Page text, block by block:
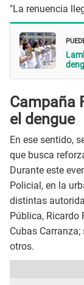
"La renuencia
Campaña
el dengue
En ese sentido,
que busca
Durante este
Policial, en la
distintas
Pública, Ricardo
Cubas
otros.